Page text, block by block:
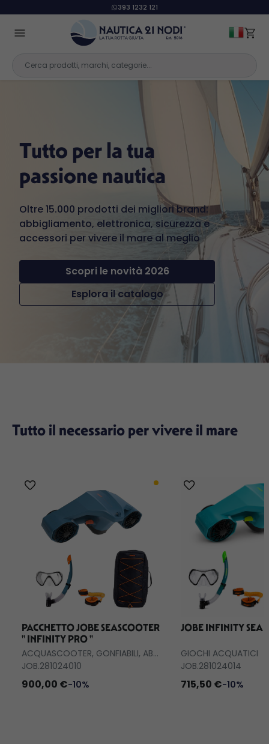
393 1232 121
Tutto per la tua
passione nautica
Oltre 15.000 prodotti dei migliori brand:
abbigliamento, elettronica, sicurezza e
accessori per vivere il mare al meglio
Scopri le novità 2026
Esplora il catalogo
Tutto il necessario per vivere il mare
PACCHETTO JOBE SEASCOOTER
'' INFINITY PRO ''
ACQUASCOOTER, GONFIABILI, ABBIGLIAMENTO
JOB.281024010
900,00 €-10%
JOBE INFINITY SEA
GIOCHI ACQUATICI
JOB.281024014
715,50 €-10%